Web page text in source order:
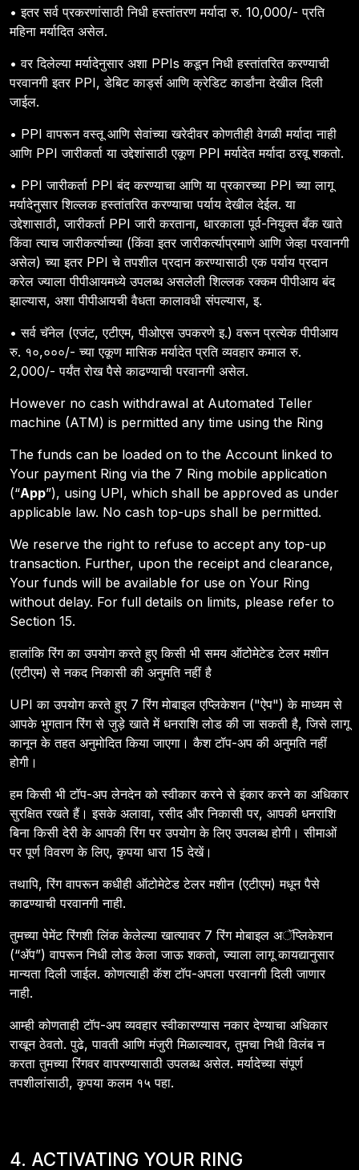
• इतर सर्व प्रकरणांसाठी निधी हस्तांतरण मर्यादा रु. 10,000/- प्रति
महिना मर्यादित असेल.
• वर दिलेल्या मर्यादेनुसार अशा PPIs कडून निधी हस्तांतरित करण्याची
परवानगी इतर PPI, डेबिट कार्ड्स आणि क्रेडिट कार्डांना देखील दिली
जाईल.
• PPI वापरून वस्तू आणि सेवांच्या खरेदीवर कोणतीही वेगळी मर्यादा नाही
आणि PPI जारीकर्ता या उद्देशांसाठी एकूण PPI मर्यादेत मर्यादा ठरवू शकतो.
• PPI जारीकर्ता PPI बंद करण्याचा आणि या प्रकारच्या PPI च्या लागू
मर्यादेनुसार शिल्लक हस्तांतरित करण्याचा पर्याय देखील देईल. या
उद्देशासाठी, जारीकर्ता PPI जारी करताना, धारकाला पूर्व-नियुक्त बँक खाते
किंवा त्याच जारीकर्त्याच्या (किंवा इतर जारीकर्त्याप्रमाणे आणि जेव्हा परवानगी
असेल) च्या इतर PPI चे तपशील प्रदान करण्यासाठी एक पर्याय प्रदान
करेल ज्याला पीपीआयमध्ये उपलब्ध असलेली शिल्लक रक्कम पीपीआय बंद
झाल्यास, अशा पीपीआयची वैधता कालावधी संपल्यास, इ.
• सर्व चॅनेल (एजंट, एटीएम, पीओएस उपकरणे इ.) वरून प्रत्येक पीपीआय
रु. १०,०००/- च्या एकूण मासिक मर्यादेत प्रति व्यवहार कमाल रु.
2,000/- पर्यंत रोख पैसे काढण्याची परवानगी असेल.
However no cash withdrawal at Automated Teller
machine (ATM) is permitted any time using the Ring
The funds can be loaded on to the Account linked to
Your payment Ring via the 7 Ring mobile application
(“App”), using UPI, which shall be approved as under
applicable law. No cash top-ups shall be permitted.
We reserve the right to refuse to accept any top-up
transaction. Further, upon the receipt and clearance,
Your funds will be available for use on Your Ring
without delay. For full details on limits, please refer to
Section 15.
हालांकि रिंग का उपयोग करते हुए किसी भी समय ऑटोमेटेड टेलर मशीन
(एटीएम) से नकद निकासी की अनुमति नहीं है
UPI का उपयोग करते हुए 7 रिंग मोबाइल एप्लिकेशन ("ऐप") के माध्यम से
आपके भुगतान रिंग से जुड़े खाते में धनराशि लोड की जा सकती है, जिसे लागू
कानून के तहत अनुमोदित किया जाएगा। कैश टॉप-अप की अनुमति नहीं
होगी।
हम किसी भी टॉप-अप लेनदेन को स्वीकार करने से इंकार करने का अधिकार
सुरक्षित रखते हैं। इसके अलावा, रसीद और निकासी पर, आपकी धनराशि
बिना किसी देरी के आपकी रिंग पर उपयोग के लिए उपलब्ध होगी। सीमाओं
पर पूर्ण विवरण के लिए, कृपया धारा 15 देखें।
तथापि, रिंग वापरून कधीही ऑटोमेटेड टेलर मशीन (एटीएम) मधून पैसे
काढण्याची परवानगी नाही.
तुमच्या पेमेंट रिंगशी लिंक केलेल्या खात्यावर 7 रिंग मोबाइल अॅप्लिकेशन
(“अ‍ॅप”) वापरून निधी लोड केला जाऊ शकतो, ज्याला लागू कायद्यानुसार
मान्यता दिली जाईल. कोणत्याही कॅश टॉप-अपला परवानगी दिली जाणार
नाही.
आम्ही कोणताही टॉप-अप व्यवहार स्वीकारण्यास नकार देण्याचा अधिकार
राखून ठेवतो. पुढे, पावती आणि मंजुरी मिळाल्यावर, तुमचा निधी विलंब न
करता तुमच्या रिंगवर वापरण्यासाठी उपलब्ध असेल. मर्यादेच्या संपूर्ण
तपशीलांसाठी, कृपया कलम १५ पहा.
4. ACTIVATING YOUR RING